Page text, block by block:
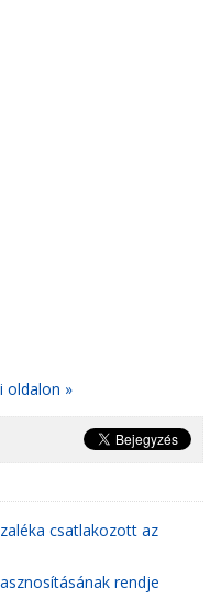
oldalon »
csatlakozott az
rendje